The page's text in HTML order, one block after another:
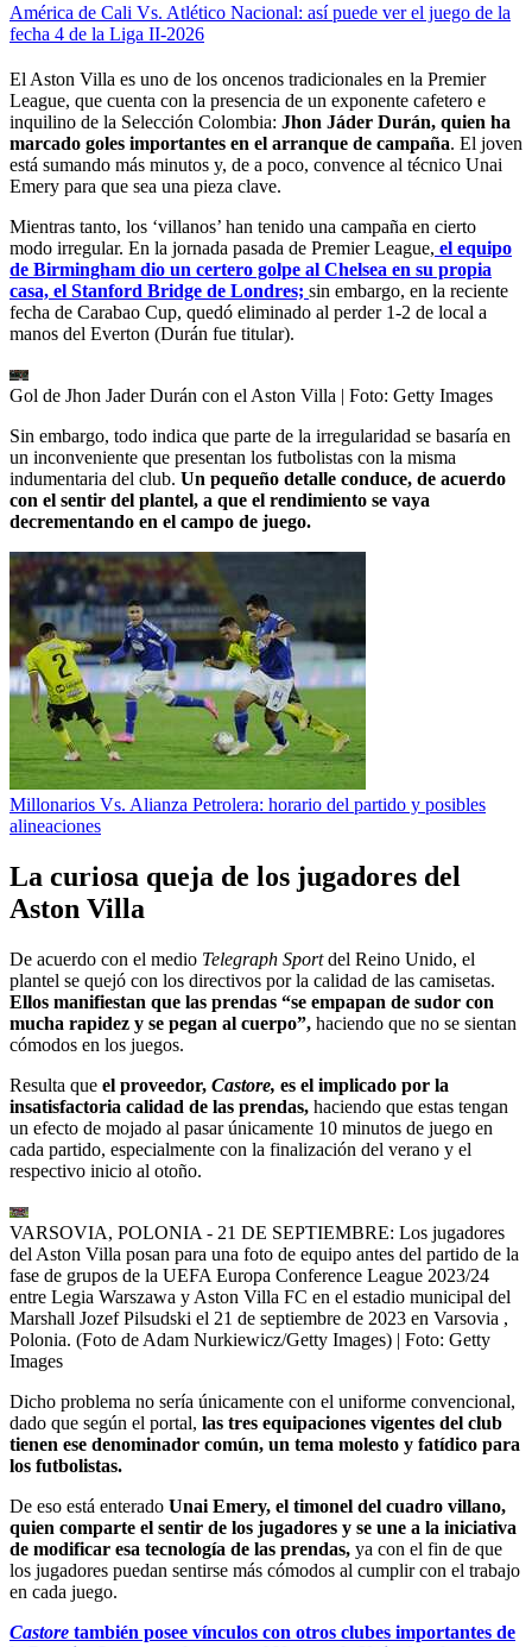
América de Cali Vs. Atlético Nacional: así puede ver el juego de la
fecha 4 de la Liga II-2026
El Aston Villa es uno de los oncenos tradicionales en la Premier
League, que cuenta con la presencia de un exponente cafetero e
inquilino de la Selección Colombia: Jhon Jáder Durán, quien ha
marcado goles importantes en el arranque de campaña. El joven
está sumando más minutos y, de a poco, convence al técnico Unai
Emery para que sea una pieza clave.
Mientras tanto, los ‘villanos’ han tenido una campaña en cierto
modo irregular. En la jornada pasada de Premier League, el equipo
de Birmingham dio un certero golpe al Chelsea en su propia
casa, el Stanford Bridge de Londres; sin embargo, en la reciente
fecha de Carabao Cup, quedó eliminado al perder 1-2 de local a
manos del Everton (Durán fue titular).
Gol de Jhon Jader Durán con el Aston Villa | Foto: Getty Images
Sin embargo, todo indica que parte de la irregularidad se basaría en
un inconveniente que presentan los futbolistas con la misma
indumentaria del club. Un pequeño detalle conduce, de acuerdo
con el sentir del plantel, a que el rendimiento se vaya
decrementando en el campo de juego.
Millonarios Vs. Alianza Petrolera: horario del partido y posibles
alineaciones
La curiosa queja de los jugadores del
Aston Villa
De acuerdo con el medio Telegraph Sportdel Reino Unido, el
plantel se quejó con los directivos por la calidad de las camisetas.
Ellos manifiestan que las prendas “se empapan de sudor con
mucha rapidez y se pegan al cuerpo”, haciendo que no se sientan
cómodos en los juegos.
Resulta que el proveedor, Castore, es el implicado por la
insatisfactoria calidad de las prendas, haciendo que estas tengan
un efecto de mojado al pasar únicamente 10 minutos de juego en
cada partido, especialmente con la finalización del verano y el
respectivo inicio al otoño.
VARSOVIA, POLONIA - 21 DE SEPTIEMBRE: Los jugadores
del Aston Villa posan para una foto de equipo antes del partido de la
fase de grupos de la UEFA Europa Conference League 2023/24
entre Legia Warszawa y Aston Villa FC en el estadio municipal del
Marshall Jozef Pilsudski el 21 de septiembre de 2023 en Varsovia ,
Polonia. (Foto de Adam Nurkiewicz/Getty Images) | Foto: Getty
Images
Dicho problema no sería únicamente con el uniforme convencional,
dado que según el portal, las tres equipaciones vigentes del club
tienen ese denominador común, un tema molesto y fatídico para
los futbolistas.
De eso está enterado Unai Emery, el timonel del cuadro villano,
quien comparte el sentir de los jugadores y se une a la iniciativa
de modificar esa tecnología de las prendas, ya con el fin de que
los jugadores puedan sentirse más cómodos al cumplir con el trabajo
en cada juego.
Castore también posee vínculos con otros clubes importantes de